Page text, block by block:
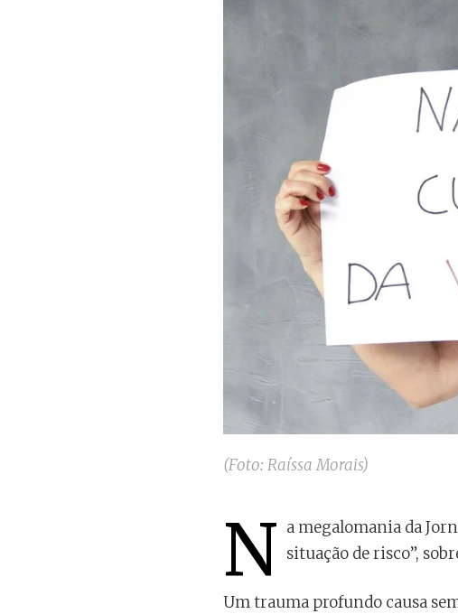
(Foto: Raíssa Morais)
N a megalomania da
situação de risco”,
Um trauma profundo causa